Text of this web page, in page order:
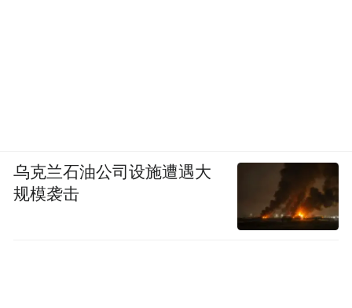
乌克兰石油公司设施遭遇大
规模袭击